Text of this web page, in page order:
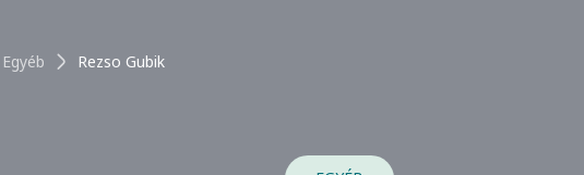
Egyéb Rezso Gubik